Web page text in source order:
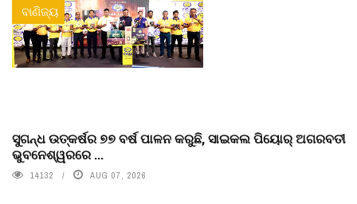
ବାଣିଜ୍ୟ
ସୁଗନ୍ଧ ଉତ୍କର୍ଷର ୭୭ ବର୍ଷ ପାଳନ କରୁଛି, ସାଇକଲ ପିୟୋର୍‌ ଅଗରବତୀ
ଭୁବନେଶ୍ୱରରେ ...
14132 AUG 07, 2026